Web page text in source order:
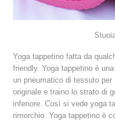
Yoga tappetino fatta da
friendly. Yoga tappetino è
un pneumatico di tessuto
originale e traino lo strato di
inferiore. Così si vede yoga
rimorchio. Yoga tappetino è